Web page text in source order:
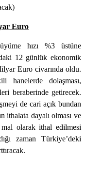
Euro
hızı %3 üstüne
12 günlük ekonomik
Euro civarında oldu.
hanelerde dolaşması,
beraberinde getirecek.
de cari açık bundan
ithalata dayalı olması ve
olarak ithal edilmesi
zaman Türkiye’deki